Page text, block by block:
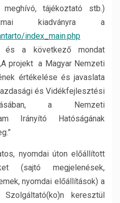
tájékoztató stb.)
kiadványra a
index_main.php
és a következő mondat
projekt a Magyar Nemzeti
értékelése és javaslata
és Vidékfejlesztési
a Nemzeti
Irányító Hatóságának
nyomdai úton előállított
(sajtó megjelenések,
nyomdai előállítások) a
keresztül